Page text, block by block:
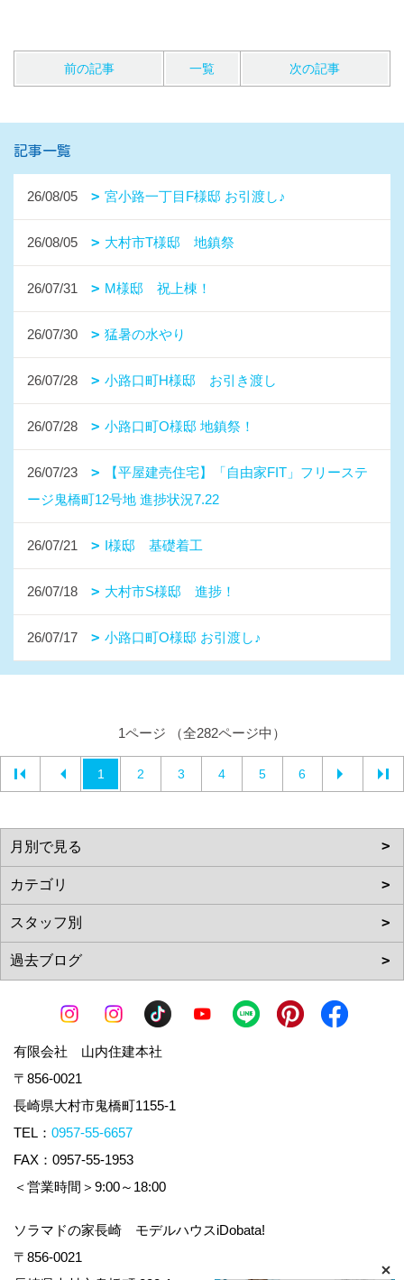
前の記事 一覧 次の記事
記事一覧
26/08/05 宮小路一丁目F様邸 お引渡し♪
26/08/05 大村市T様邸 地鎮祭
26/07/31 M様邸 祝上棟！
26/07/30 猛暑の水やり
26/07/28 小路口町H様邸 お引き渡し
26/07/28 小路口町O様邸 地鎮祭！
26/07/23
【平屋建売住宅】「自由家FIT」フリーステ
ージ鬼橋町12号地 進捗状況7.22
26/07/21 I様邸 基礎着工
26/07/18 大村市S様邸 進捗！
26/07/17 小路口町O様邸 お引渡し♪
1ページ （全282ページ中）
1 2 3 4 5 6
有限会社 山内住建本社
〒856-0021
長崎県大村市鬼橋町1155-1
TEL： 0957-55-6657
FAX：0957-55-1953
＜営業時間＞9:00～18:00
ソラマドの家長崎 モデルハウスiDobata!
〒856-0021